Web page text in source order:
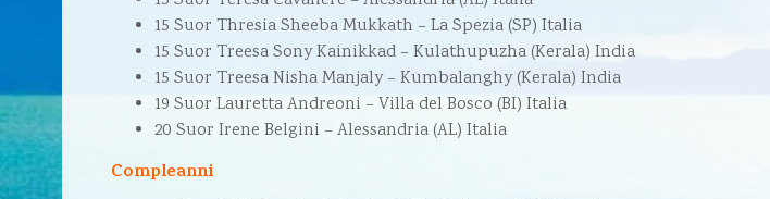
15 Suor Thresia Sheeba Mukkath – La Spezia (SP) Italia
15 Suor Treesa Sony Kainikkad – Kulathupuzha (Kerala) India
15 Suor Treesa Nisha Manjaly – Kumbalanghy (Kerala) India
19 Suor Lauretta Andreoni – Villa del Bosco (BI) Italia
20 Suor Irene Belgini – Alessandria (AL) Italia
Compleanni